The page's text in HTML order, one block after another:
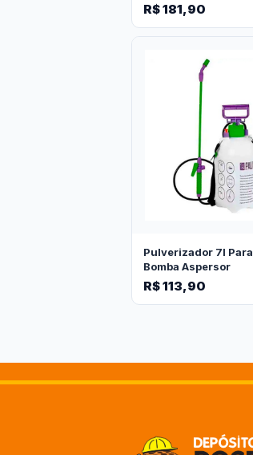
R$ 181,90
Pulverizador 7l
Bomba Aspersor
R$ 113,90